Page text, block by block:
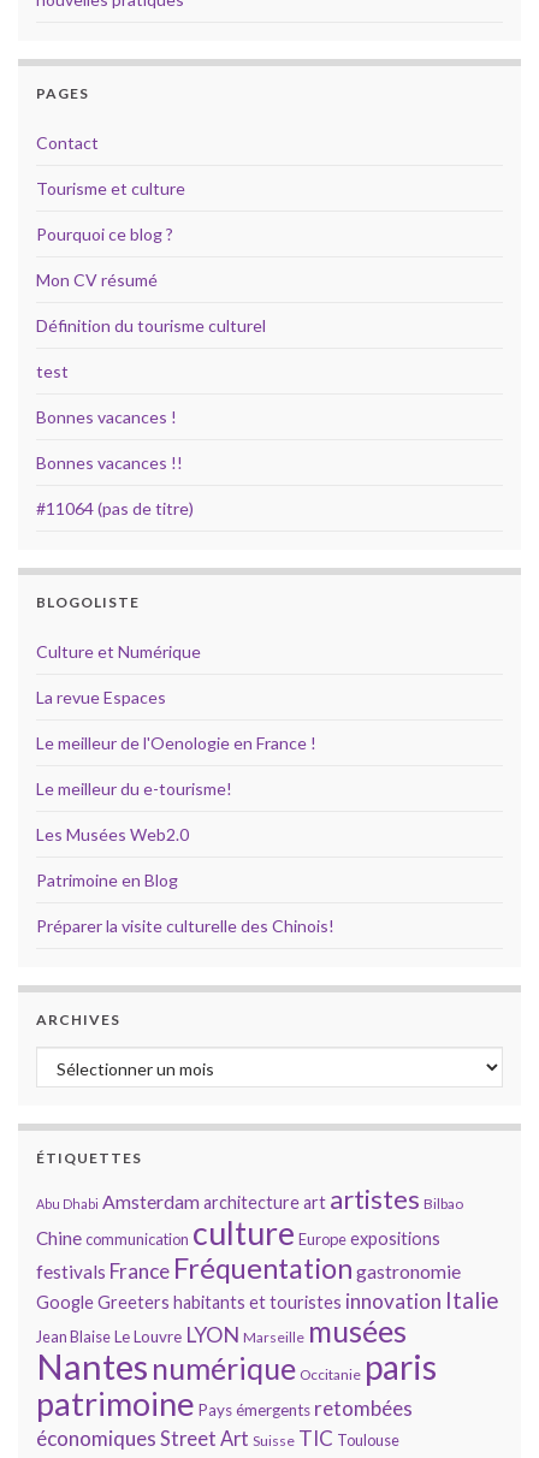
PAGES
Contact
Tourisme et culture
Pourquoi ce blog ?
Mon CV résumé
Définition du tourisme culturel
test
Bonnes vacances !
Bonnes vacances !!
#11064 (pas de titre)
BLOGOLISTE
Culture et Numérique
La revue Espaces
Le meilleur de l'Oenologie en France !
Le meilleur du e-tourisme!
Les Musées Web2.0
Patrimoine en Blog
Préparer la visite culturelle des Chinois!
ARCHIVES
Archives
ÉTIQUETTES
Abu Dhabi Amsterdamarchitectureart artistes Bilbao
Chinecommunication culture Europeexpositions
festivals France Fréquentation gastronomie
GoogleGreeters habitants et touristes innovation Italie
Jean BlaiseLe Louvre LYON Marseille musées
Nantes numérique Occitanie paris
patrimoine Pays émergents retombées
économiques Street Art Suisse TIC Toulouse